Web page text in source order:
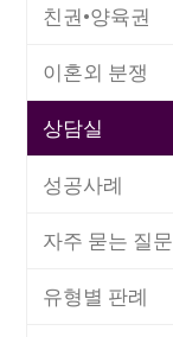
친권•양육권
이혼외 분쟁
상담실
성공사례
자주 묻는 질문
유형별 판례